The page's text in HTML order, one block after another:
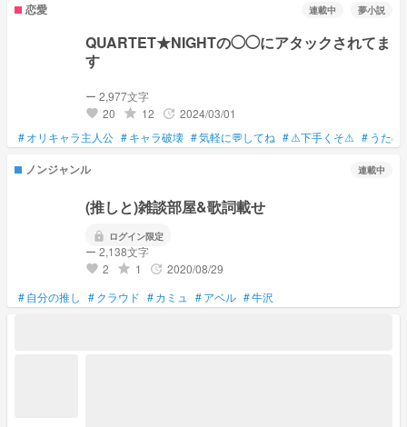
恋愛 連載中 夢小説
QUARTET★NIGHTの◯◯にアタックされてま
す
ー 2,977文字
favorite 20 grade 12 update 2024/03/01
#オリキャラ主人公 #キャラ破壊 #気軽に💬してね #⚠下手くそ⚠ # うた
ノンジャンル 連載中
(推しと)雑談部屋&歌詞載せ
lock ログイン限定
ー 2,138文字
favorite 2 grade 1 update 2020/08/29
#自分の推し #クラウド #カミュ #アベル #牛沢